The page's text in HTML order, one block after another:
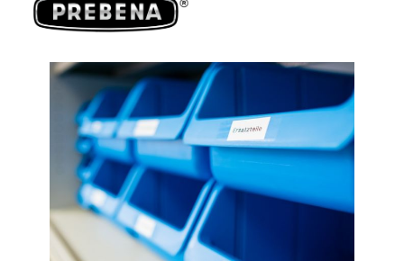
Bildergalerie überspringen